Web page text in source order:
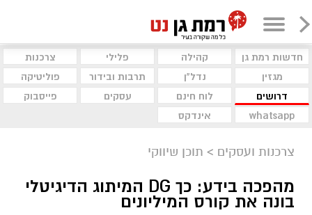
חדשות רמת גן קהילה פלילי
צרכנות
מגזין
נדל"ן תרבות ובידור
פוליטיקה
דרושים
לוח חינם עסקים
פייסבוק
whatsapp
אינדקס
צרכנות ועסקים > תוכן שיווקי
מהפכה בידע: כך DG המיתוג הדיגיטלי
בונה את קורס המיליונים